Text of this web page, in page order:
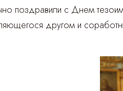
поздравили с Днем
другом и